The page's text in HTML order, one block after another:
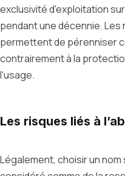
exclusivité d'exploitation
pendant une décennie.
permettent de pérenniser
contrairement à la
l'usage.
Les risques liés à
Légalement, choisir un